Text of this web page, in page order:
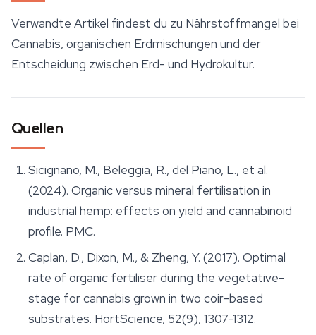
Verwandte Artikel findest du zu Nährstoffmangel bei
Cannabis, organischen Erdmischungen und der
Entscheidung zwischen Erd- und Hydrokultur.
Quellen
Sicignano, M., Beleggia, R., del Piano, L., et al.
(2024). Organic versus mineral fertilisation in
industrial hemp: effects on yield and cannabinoid
profile. PMC.
Caplan, D., Dixon, M., & Zheng, Y. (2017). Optimal
rate of organic fertiliser during the vegetative-
stage for cannabis grown in two coir-based
substrates. HortScience, 52(9), 1307-1312.